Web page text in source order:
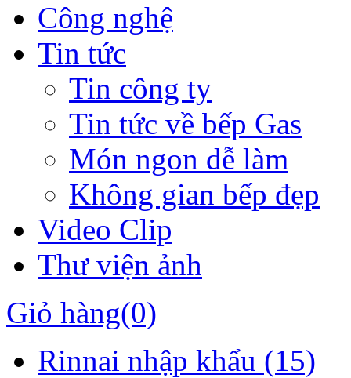
Công nghệ
Tin tức
Tin công ty
Tin tức về bếp Gas
Món ngon dễ làm
Không gian bếp đẹp
Video Clip
Thư viện ảnh
Giỏ hàng(0)
Rinnai nhập khẩu (15)